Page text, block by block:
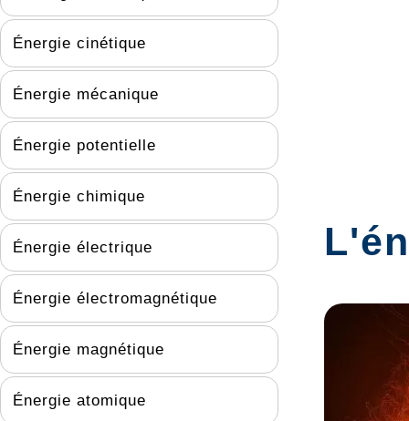
Énergie cinétique
Énergie mécanique
Énergie potentielle
Énergie chimique
Énergie électrique
Énergie électromagnétique
Énergie magnétique
Énergie atomique